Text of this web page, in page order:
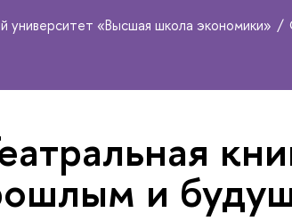
университет «Высшая школа экономики»
и